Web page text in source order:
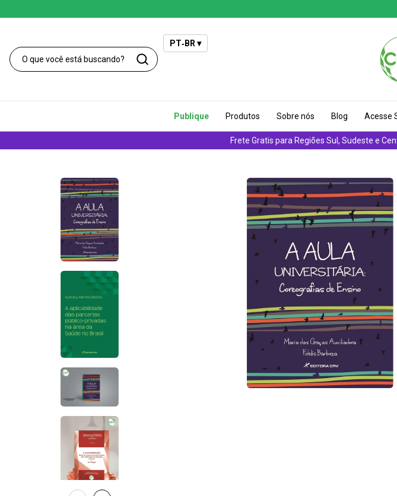
Frete Gratis para Regiões Sul, Sudeste e
Publique Produtos Sobre nós Blog Acesse
PT‑BR ▾